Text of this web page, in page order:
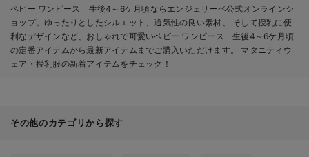
ベビー ワンピース 生後4～6ケ月頃ならエンジェリーベ公式オンラインシ
ョップ。ゆったりとしたシルエット、通気性の良い素材、 そして授乳に便
利なデザインなど、おしゃれで可愛いベビー ワンピース 生後4～6ケ月頃
の定番アイテムから最新アイテムまでご購入いただけます。 マタニティウ
ェア・授乳服の新着アイテムをチェック！
その他のカテゴリから探す